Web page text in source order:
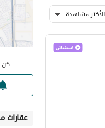
الأكثر مشاهدة
كن
عقارات